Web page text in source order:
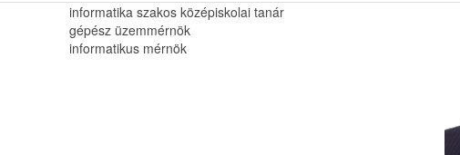
informatika szakos középiskolai tanár
gépész üzemmérnök
informatikus mérnök